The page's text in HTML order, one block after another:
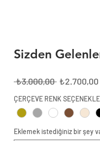
Sizden
₺3.000,00 Normal
₺2.700,00
ÇERÇEVE RENK
Eklemek istediğiniz bir şey